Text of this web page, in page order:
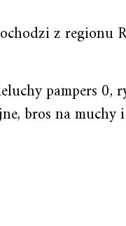
z regionu
pampers
bros na